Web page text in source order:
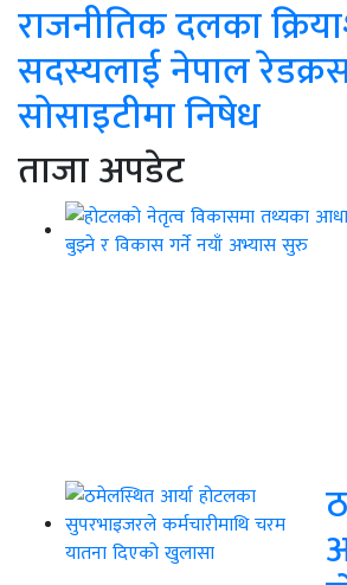
राजनीतिक दलका
सदस्यलाई नेपाल
सोसाइटीमा निषेध
ताजा अपडेट